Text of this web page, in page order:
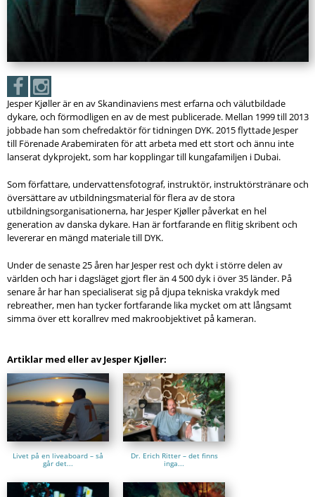
Jesper Kjøller är en av Skandinaviens mest erfarna och välutbildade
dykare, och förmodligen en av de mest publicerade. Mellan 1999 till 2013
jobbade han som chefredaktör för tidningen DYK. 2015 flyttade Jesper
till Förenade Arabemiraten för att arbeta med ett stort och ännu inte
lanserat dykprojekt, som har kopplingar till kungafamiljen i Dubai.
Som författare, undervattensfotograf, instruktör, instruktörstränare och
översättare av utbildningsmaterial för flera av de stora
utbildningsorganisationerna, har Jesper Kjøller påverkat en hel
generation av danska dykare. Han är fortfarande en flitig skribent och
levererar en mängd materiale till DYK.
Under de senaste 25 åren har Jesper rest och dykt i större delen av
världen och har i dagsläget gjort fler än 4 500 dyk i över 35 länder. På
senare år har han specialiserat sig på djupa tekniska vrakdyk med
rebreather, men han tycker fortfarande lika mycket om att långsamt
simma över ett korallrev med makroobjektivet på kameran.
Artiklar med eller av Jesper Kjøller:
Livet på en liveaboard – så
går det...
Dr. Erich Ritter – det finns
inga...
Sidor